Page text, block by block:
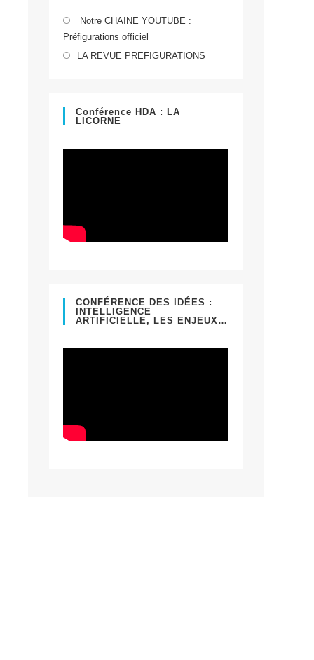
Notre CHAINE YOUTUBE :
Préfigurations officiel
LA REVUE PREFIGURATIONS
Conférence HDA : LA
LICORNE
CONFÉRENCE DES IDÉES :
INTELLIGENCE
ARTIFICIELLE, LES ENJEUX…